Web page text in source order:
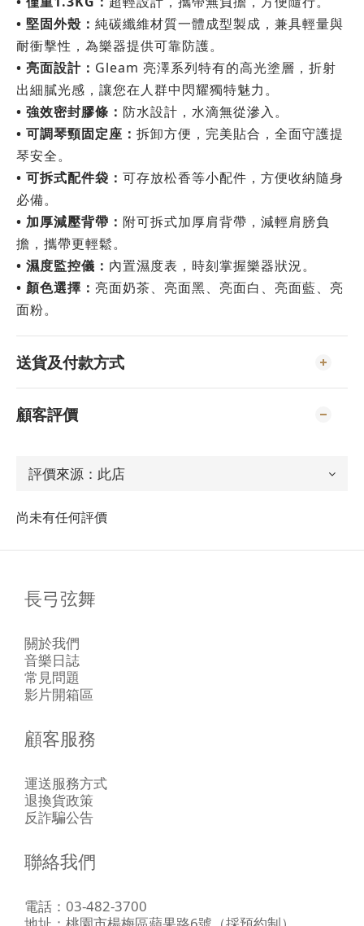
• 堅固外殼： 純碳纖維材質一體成型製成，兼具輕量與
耐衝擊性，為樂器提供可靠防護。
• 亮面設計： Gleam 亮澤系列特有的高光塗層，折射
出細膩光感，讓您在人群中閃耀獨特魅力。
• 強效密封膠條： 防水設計，水滴無從滲入。
• 可調琴頸固定座： 拆卸方便，完美貼合，全面守護提
琴安全。
• 可拆式配件袋： 可存放松香等小配件，方便收納隨身
必備。
• 加厚減壓背帶： 附可拆式加厚肩背帶，減輕肩膀負
擔，攜帶更輕鬆。
• 濕度監控儀： 內置濕度表，時刻掌握樂器狀況。
• 顏色選擇： 亮面奶茶、亮面黑、亮面白 、亮面藍、亮
面粉。
送貨及付款方式
顧客評價
尚未有任何評價
長弓弦舞
關於我們
音樂日誌
常見問題
影片開箱區
顧客服務
運送服務方式
退換貨政策
反詐騙公告
聯絡我們
電話：03-482-3700